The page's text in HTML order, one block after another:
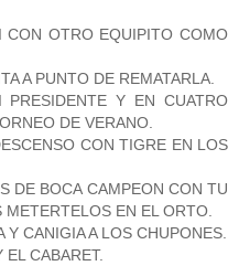
OTRO EQUIPITO COMO
A PUNTO DE REMATARLA.
Y EN CUATRO
DE VERANO.
CON TIGRE EN LOS
DE BOCA CAMPEON CON TU
EN EL ORTO.
CANIGIA A LOS CHUPONES.
CABARET.